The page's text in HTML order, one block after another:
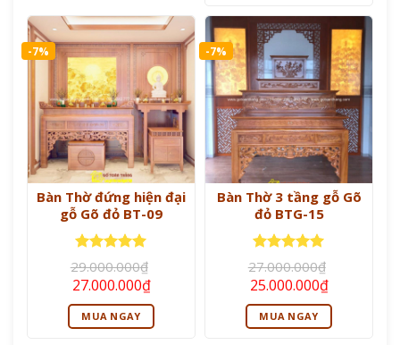
-7%
Bàn Thờ đứng hiện đại
gỗ Gõ đỏ BT-09
Được xếp
hạng55
sao
29.000.000₫
Giá
gốc
là:
29.000.000₫.
27.000.000₫Giá
hiện
tại
là:
27.000.000₫.
MUA NGAY
-7%
Bàn Thờ 3 tầng gỗ Gõ
đỏ BTG-15
Được xếp
hạng55
sao
27.000.000₫
Giá
gốc
là:
27.000.000₫.
25.000.000₫Giá
hiện
tại
là:
MUA NGAY